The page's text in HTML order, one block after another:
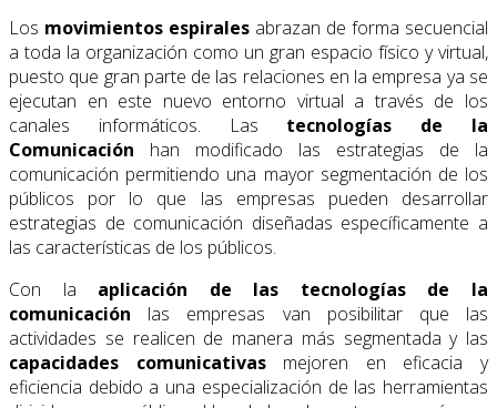
Los movimientos espirales abrazan de forma secuencial
a toda la organización como un gran espacio físico y virtual,
puesto que gran parte de las relaciones en la empresa ya se
ejecutan en este nuevo entorno virtual a través de los
canales informáticos. Las tecnologías de la
Comunicación han modificado las estrategias de la
comunicación permitiendo una mayor segmentación de los
públicos por lo que las empresas pueden desarrollar
estrategias de comunicación diseñadas específicamente a
las características de los públicos.
Con la aplicación de las tecnologías de la
comunicación las empresas van posibilitar que las
actividades se realicen de manera más segmentada y las
capacidades comunicativasmejoren en eficacia y
eficiencia debido a una especialización de las herramientas